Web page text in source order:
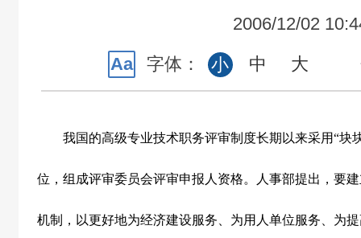
2006/12/02
Aa
字体： 小 中 大
我国的高级专业技术职务评审制度长期以来采用“块
位，组成评审委员会评审申报人资格。人事部提出，要
机制，以更好地为经济建设服务、为用人单位服务、为